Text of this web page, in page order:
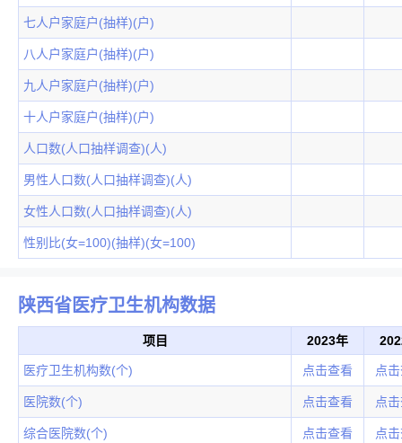
七人户家庭户(抽样)(户)
八人户家庭户(抽样)(户)
九人户家庭户(抽样)(户)
十人户家庭户(抽样)(户)
人口数(人口抽样调查)(人)
男性人口数(人口抽样调查)(人)
女性人口数(人口抽样调查)(人)
性别比(女=100)(抽样)(女=100)
陕西省医疗卫生机构数据
项目 2023年
医疗卫生机构数(个) 点击查看 点
医院数(个) 点击查看 点
综合医院数(个) 点击查看 点